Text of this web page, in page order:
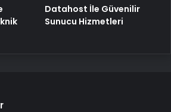
Datahost İle Güvenilir
Sunucu Hizmetleri